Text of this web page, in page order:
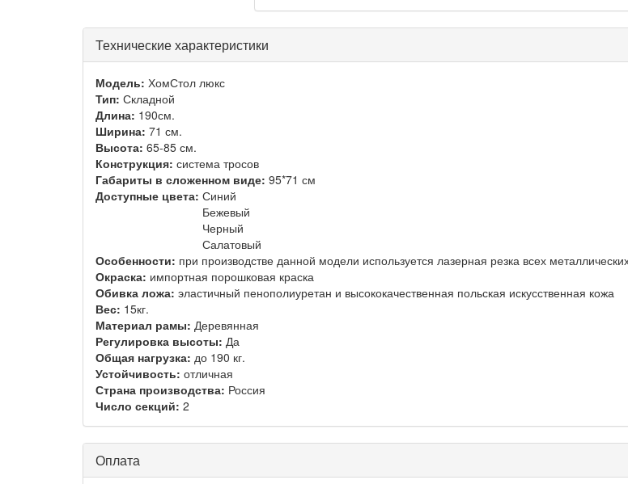
Технические характеристики
Модель: ХомСтол люкс
Тип: Складной
Длина: 190см.
Ширина: 71 см.
Высота: 65-85 см.
Конструкция: система тросов
Габариты в сложенном виде: 95*71 см
Доступные цвета: Синий
Бежевый
Черный
Салатовый
Особенности: при производстве данной модели используется лазерная резка всех
Окраска: импортная порошковая краска
Обивка ложа: эластичный пенополиуретан и высококачественная польская искусственная кожа
Вес: 15кг.
Материал рамы: Деревянная
Регулировка высоты: Да
Общая нагрузка:
до 190 кг.
Устойчивость: отличная
Страна производства: Россия
Число секций: 2
Оплата